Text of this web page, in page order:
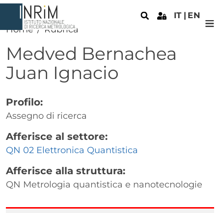
Salta al contenuto principale
IT EN
Home Rubrica
Medved Bernachea
Juan Ignacio
Profilo:
Assegno di ricerca
Afferisce al settore:
QN 02 Elettronica Quantistica
Afferisce alla struttura:
QN Metrologia quantistica e nanotecnologie